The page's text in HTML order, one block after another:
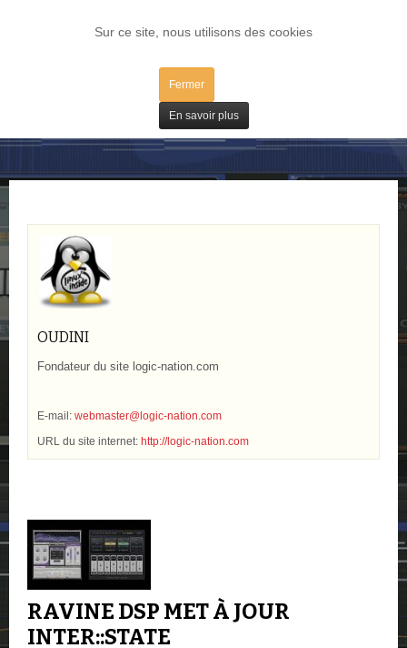
Sur ce site, nous utilisons des cookies
Fermer
En savoir plus
LOG IN
Bons Plans
OUDINI
Fondateur du site logic-nation.com
E-mail: webmaster@logic-nation.com
URL du site internet: http://logic-nation.com
RAVINE DSP MET À JOUR
INTER::STATE